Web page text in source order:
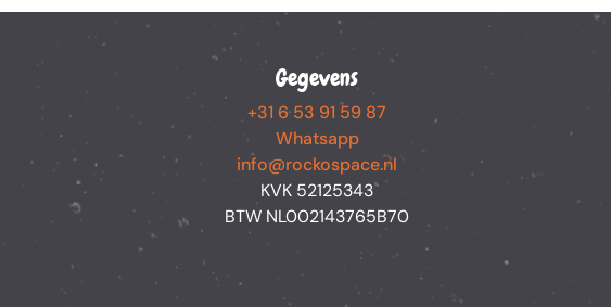
Gegevens
+31 6 53 91 59 87
Whatsapp
info@rockospace.nl
KVK 52125343
BTW NL002143765B70